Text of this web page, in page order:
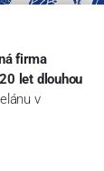
firma
let dlouhou
v